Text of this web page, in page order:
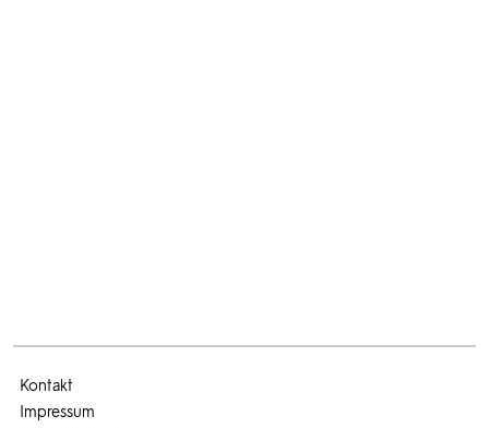
Kontakt
Impressum